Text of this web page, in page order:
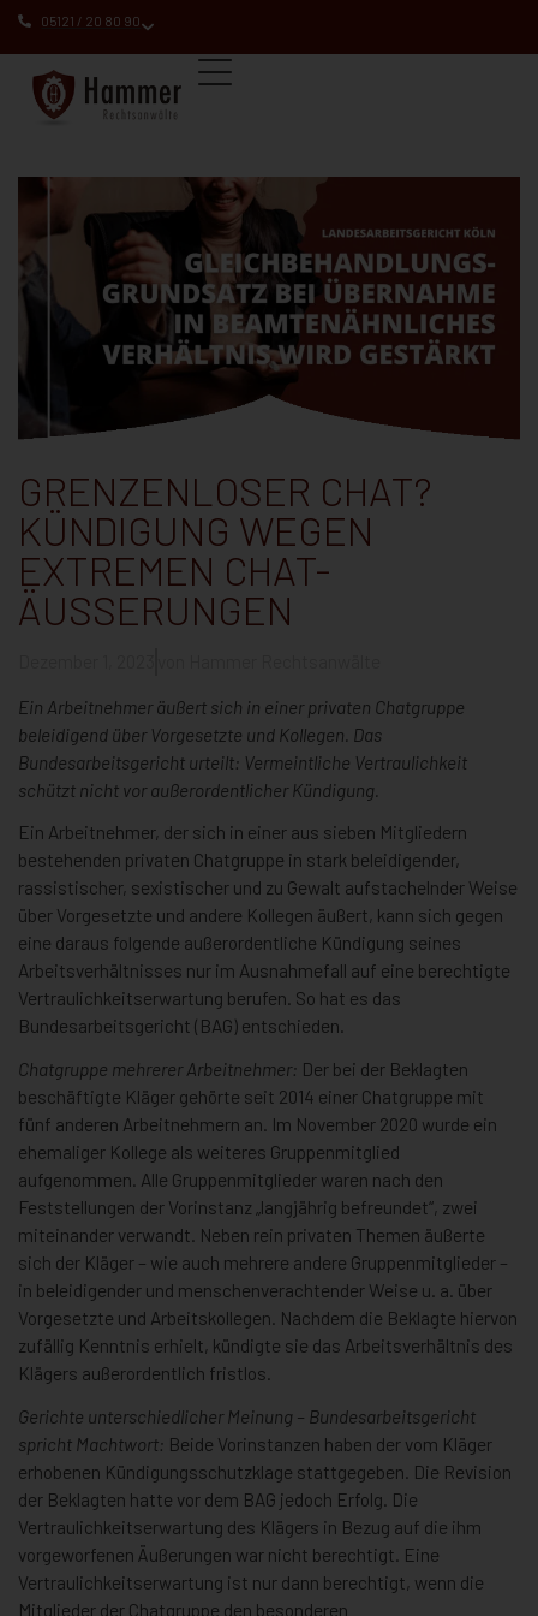
05121 / 20 80 90
GRENZENLOSER CHAT?
KÜNDIGUNG WEGEN
EXTREMEN CHAT-
ÄUSSERUNGEN
Ein Arbeitnehmer äußert sich in einer privaten Chatgruppe
beleidigend über Vorgesetzte und Kollegen. Das
Bundesarbeitsgericht urteilt: Vermeintliche Vertraulichkeit
schützt nicht vor außerordentlicher Kündigung.
Ein Arbeitnehmer, der sich in einer aus sieben Mitgliedern
bestehenden privaten Chatgruppe in stark beleidigender,
rassistischer, sexistischer und zu Gewalt aufstachelnder Weise
über Vorgesetzte und andere Kollegen äußert, kann sich gegen
eine daraus folgende außerordentliche Kündigung seines
Arbeitsverhältnisses nur im Ausnahmefall auf eine berechtigte
Vertraulichkeitserwartung berufen. So hat es das
Bundesarbeitsgericht (BAG) entschieden.
Chatgruppe mehrerer Arbeitnehmer: Der bei der Beklagten
beschäftigte Kläger gehörte seit 2014 einer Chatgruppe mit
fünf anderen Arbeitnehmern an. Im November 2020 wurde ein
ehemaliger Kollege als weiteres Gruppenmitglied
aufgenommen. Alle Gruppenmitglieder waren nach den
Feststellungen der Vorinstanz „langjährig befreundet“, zwei
miteinander verwandt. Neben rein privaten Themen äußerte
sich der Kläger – wie auch mehrere andere Gruppenmitglieder –
in beleidigender und menschenverachtender Weise u. a. über
Vorgesetzte und Arbeitskollegen. Nachdem die Beklagte hiervon
zufällig Kenntnis erhielt, kündigte sie das Arbeitsverhältnis des
Klägers außerordentlich fristlos.
Gerichte unterschiedlicher Meinung – Bundesarbeitsgericht
spricht Machtwort: Beide Vorinstanzen haben der vom Kläger
erhobenen Kündigungsschutzklage stattgegeben. Die Revision
der Beklagten hatte vor dem BAG jedoch Erfolg. Die
Vertraulichkeitserwartung des Klägers in Bezug auf die ihm
vorgeworfenen Äußerungen war nicht berechtigt. Eine
Vertraulichkeitserwartung ist nur dann berechtigt, wenn die
Mitglieder der Chatgruppe den besonderen